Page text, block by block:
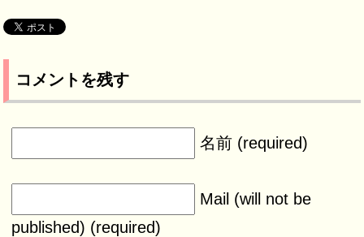
コメントを残す
名前 (required)
Mail (will not be
published) (required)